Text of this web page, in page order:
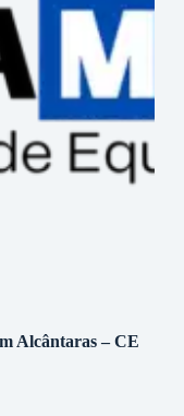
Alcântaras – CE